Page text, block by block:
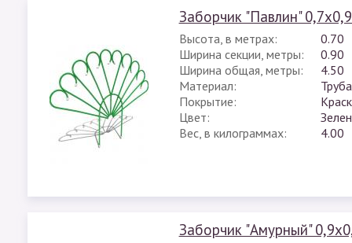
Заборчик "Павлин"
Высота, в метрах:
0.70
Ширина секции, метры:
0.90
Ширина общая, метры:
4.50
Материал:
Покрытие:
Цвет:
Вес, в килограммах:
4.00
Заборчик "Амурный"